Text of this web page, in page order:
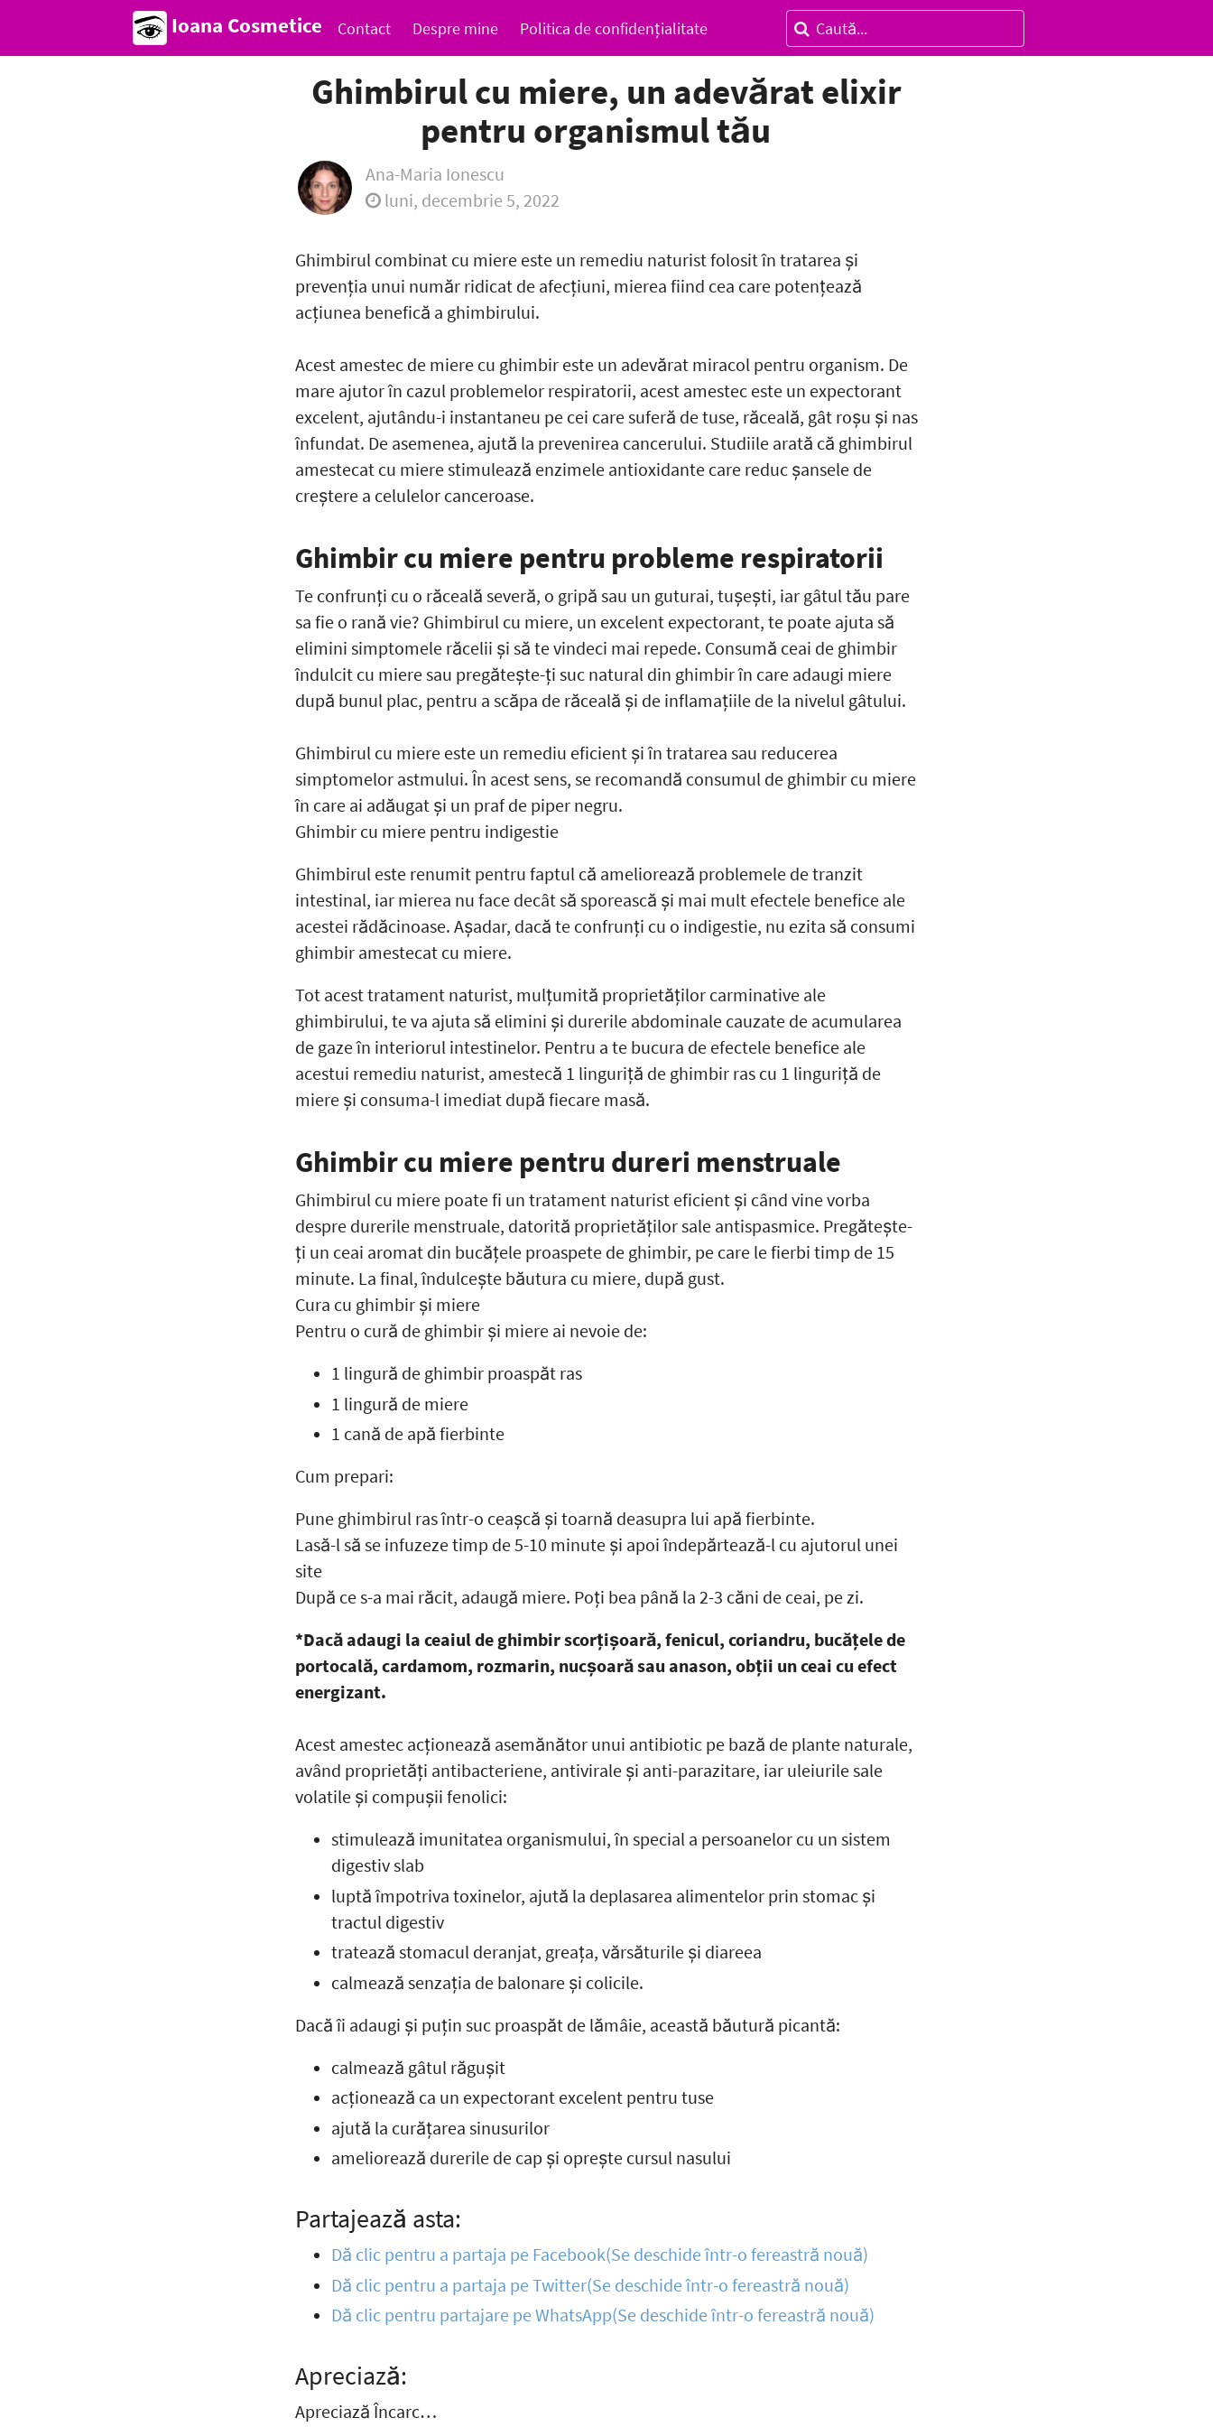
Ioana Cosmetice Contact Despre mine Politica de confidențialitate
Ghimbirul cu miere, un adevărat elixir
pentru organismul tău
Ana-Maria Ionescu
luni, decembrie 5, 2022
Ghimbirul combinat cu miere este un remediu naturist folosit în tratarea și
prevenția unui număr ridicat de afecțiuni, mierea fiind cea care potențează
acțiunea benefică a ghimbirului.
Acest amestec de miere cu ghimbir este un adevărat miracol pentru organism. De
mare ajutor în cazul problemelor respiratorii, acest amestec este un expectorant
excelent, ajutându-i instantaneu pe cei care suferă de tuse, răceală, gât roşu şi nas
înfundat. De asemenea, ajută la prevenirea cancerului. Studiile arată că ghimbirul
amestecat cu miere stimulează enzimele antioxidante care reduc şansele de
creştere a celulelor canceroase.
Ghimbir cu miere pentru probleme respiratorii
Te confrunți cu o răceală severă, o gripă sau un guturai, tușești, iar gâtul tău pare
sa fie o rană vie? Ghimbirul cu miere, un excelent expectorant, te poate ajuta să
elimini simptomele răcelii și să te vindeci mai repede. Consumă ceai de ghimbir
îndulcit cu miere sau pregătește-ți suc natural din ghimbir în care adaugi miere
după bunul plac, pentru a scăpa de răceală și de inflamațiile de la nivelul gâtului.
Ghimbirul cu miere este un remediu eficient și în tratarea sau reducerea
simptomelor astmului. În acest sens, se recomandă consumul de ghimbir cu miere
în care ai adăugat și un praf de piper negru.
Ghimbir cu miere pentru indigestie
Ghimbirul este renumit pentru faptul că ameliorează problemele de tranzit
intestinal, iar mierea nu face decât să sporească și mai mult efectele benefice ale
acestei rădăcinoase. Așadar, dacă te confrunți cu o indigestie, nu ezita să consumi
ghimbir amestecat cu miere.
Tot acest tratament naturist, mulțumită proprietăților carminative ale
ghimbirului, te va ajuta să elimini și durerile abdominale cauzate de acumularea
de gaze în interiorul intestinelor. Pentru a te bucura de efectele benefice ale
acestui remediu naturist, amestecă 1 linguriță de ghimbir ras cu 1 linguriță de
miere și consuma-l imediat după fiecare masă.
Ghimbir cu miere pentru dureri menstruale
Ghimbirul cu miere poate fi un tratament naturist eficient și când vine vorba
despre durerile menstruale, datorită proprietăților sale antispasmice. Pregătește-
ți un ceai aromat din bucățele proaspete de ghimbir, pe care le fierbi timp de 15
minute. La final, îndulcește băutura cu miere, după gust.
Cura cu ghimbir și miere
Pentru o cură de ghimbir și miere ai nevoie de:
1 lingură de ghimbir proaspăt ras
1 lingură de miere
1 cană de apă fierbinte
Cum prepari:
Pune ghimbirul ras într-o ceașcă și toarnă deasupra lui apă fierbinte.
Lasă-l să se infuzeze timp de 5-10 minute și apoi îndepărtează-l cu ajutorul unei
site
După ce s-a mai răcit, adaugă miere. Poți bea până la 2-3 căni de ceai, pe zi.
*Dacă adaugi la ceaiul de ghimbir scorțișoară, fenicul, coriandru, bucățele de
portocală, cardamom, rozmarin, nucșoară sau anason, obții un ceai cu efect
energizant.
Acest amestec acționează asemănător unui antibiotic pe bază de plante naturale,
având proprietăți antibacteriene, antivirale și anti-parazitare, iar uleiurile sale
volatile și compușii fenolici:
stimulează imunitatea organismului, în special a persoanelor cu un sistem
digestiv slab
luptă împotriva toxinelor, ajută la deplasarea alimentelor prin stomac și
tractul digestiv
tratează stomacul deranjat, greața, vărsăturile și diareea
calmează senzația de balonare și colicile.
Dacă îi adaugi și puțin suc proaspăt de lămâie, această băutură picantă:
calmează gâtul răgușit
acționează ca un expectorant excelent pentru tuse
ajută la curățarea sinusurilor
ameliorează durerile de cap și oprește cursul nasului
Partajează asta:
Dă clic pentru a partaja pe Facebook(Se deschide într-o fereastră nouă)
Dă clic pentru a partaja pe Twitter(Se deschide într-o fereastră nouă)
Dă clic pentru partajare pe WhatsApp(Se deschide într-o fereastră nouă)
Apreciază:
Apreciază Încarc…